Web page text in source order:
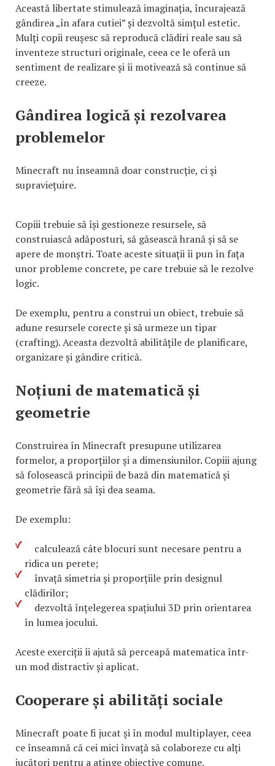
Această libertate stimulează imaginația, încurajează
gândirea „în afara cutiei” și dezvoltă simțul estetic.
Mulți copii reușesc să reproducă clădiri reale sau să
inventeze structuri originale, ceea ce le oferă un
sentiment de realizare și îi motivează să continue să
creeze.
Gândirea logică și rezolvarea
problemelor
Minecraft nu înseamnă doar construcție, ci și
supraviețuire.
Copiii trebuie să își gestioneze resursele, să
construiască adăposturi, să găsească hrană și să se
apere de monștri. Toate aceste situații îi pun în fața
unor probleme concrete, pe care trebuie să le rezolve
logic.
De exemplu, pentru a construi un obiect, trebuie să
adune resursele corecte și să urmeze un tipar
(crafting). Aceasta dezvoltă abilitățile de planificare,
organizare și gândire critică.
Noțiuni de matematică și
geometrie
Construirea în Minecraft presupune utilizarea
formelor, a proporțiilor și a dimensiunilor. Copiii ajung
să folosească principii de bază din matematică și
geometrie fără să își dea seama.
De exemplu:
calculează câte blocuri sunt necesare pentru a
ridica un perete;
învață simetria și proporțiile prin designul
clădirilor;
dezvoltă înțelegerea spațiului 3D prin orientarea
în lumea jocului.
Aceste exerciții îi ajută să perceapă matematica într-
un mod distractiv și aplicat.
Cooperare și abilități sociale
Minecraft poate fi jucat și în modul multiplayer, ceea
ce înseamnă că cei mici învață să colaboreze cu alți
jucători pentru a atinge obiective comune.